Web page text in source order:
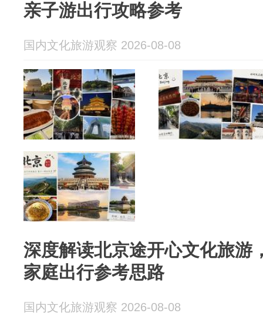
亲子游出行攻略参考
国内文化旅游观察 2026-08-08
深度解读北京途开心文化旅游
家庭出行参考思路
国内文化旅游观察 2026-08-08